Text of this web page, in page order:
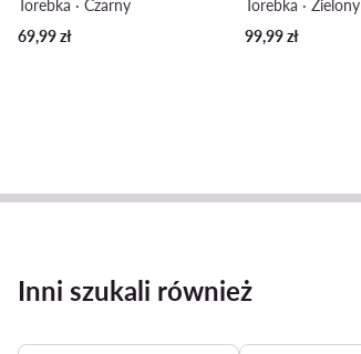
Torebka · Czarny
69,99zł
Torebka · Zielony
99,99zł
Inni szukali również